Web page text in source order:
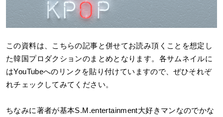
この資料は、こちらの記事と併せてお読み頂くことを想定し
た韓国プロダクションのまとめとなります。各サムネイルに
はYouTubeへのリンクを貼り付けていますので、ぜひそれぞ
れチェックしてみてください。
ちなみに著者が基本S.M.entertainment大好きマンなのでかな